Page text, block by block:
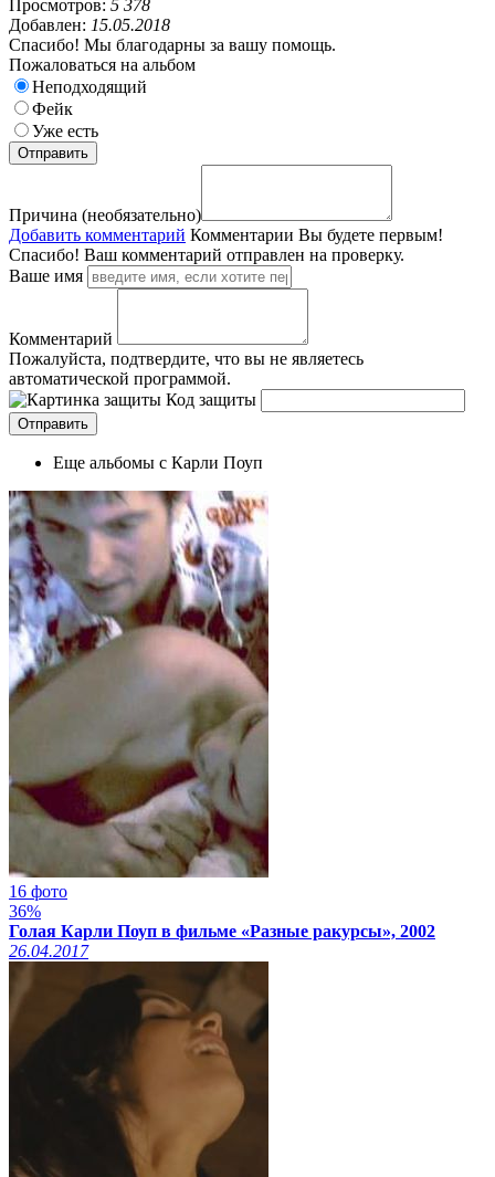
Просмотров: 5 378
Добавлен: 15.05.2018
Спасибо! Мы благодарны за вашу помощь.
Пожаловаться на альбом
Неподходящий
Фейк
Уже есть
Причина (необязательно)
Добавить комментарий Комментарии Вы будете первым!
Спасибо! Ваш комментарий отправлен на проверку.
Ваше имя
Комментарий
Пожалуйста, подтвердите, что вы не являетесь
автоматической программой.
Код защиты
Еще альбомы с Карли Поуп
16 фото
36%
Голая Карли Поуп в фильме «Разные ракурсы», 2002
26.04.2017